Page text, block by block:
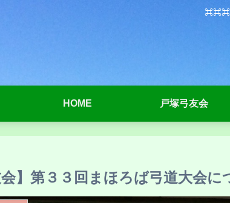
HOME 戸塚弓友会
会】第３３回まほろば弓道大会に